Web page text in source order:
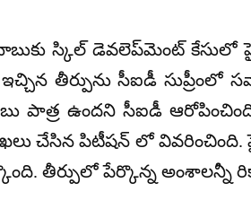
స్కిల్ డెవలెప్‌మెంట్
ఇచ్చిన తీర్పును సీఐడీ సుప్రీంలో
పాత్ర ఉందని సీఐడీ
చేసిన పిటీషన్ లో
తీర్పులో పేర్కొన్న అంశాలన్నీ